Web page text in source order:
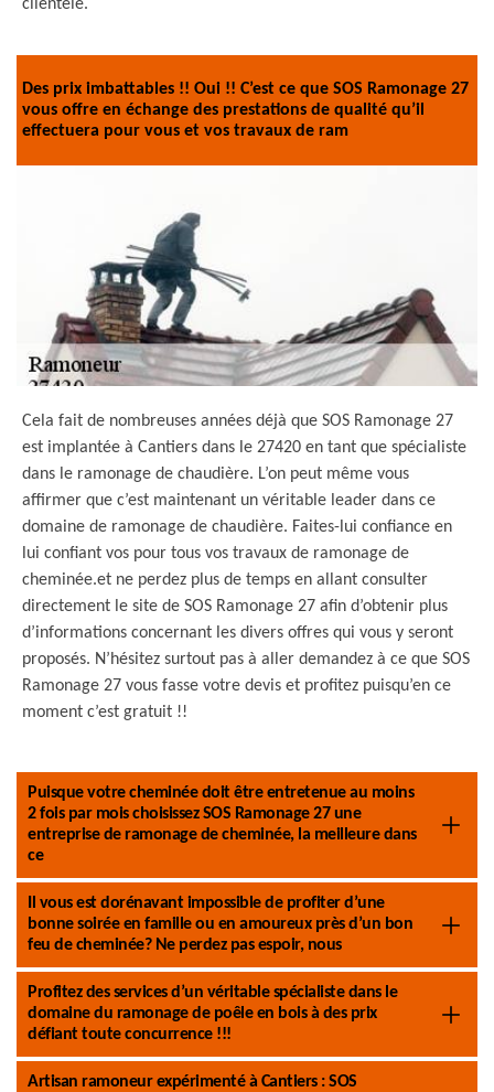
clientèle.
Des prix imbattables !! Oui !! C’est ce que SOS Ramonage 27
vous offre en échange des prestations de qualité qu’il
effectuera pour vous et vos travaux de ram
Cela fait de nombreuses années déjà que SOS Ramonage 27
est implantée à Cantiers dans le 27420 en tant que spécialiste
dans le ramonage de chaudière. L’on peut même vous
affirmer que c’est maintenant un véritable leader dans ce
domaine de ramonage de chaudière. Faites-lui confiance en
lui confiant vos pour tous vos travaux de ramonage de
cheminée.et ne perdez plus de temps en allant consulter
directement le site de SOS Ramonage 27 afin d’obtenir plus
d’informations concernant les divers offres qui vous y seront
proposés. N’hésitez surtout pas à aller demandez à ce que SOS
Ramonage 27 vous fasse votre devis et profitez puisqu’en ce
moment c’est gratuit !!
Puisque votre cheminée doit être entretenue au moins
2 fois par mois choisissez SOS Ramonage 27 une
entreprise de ramonage de cheminée, la meilleure dans
ce
Il vous est dorénavant impossible de profiter d’une
bonne soirée en famille ou en amoureux près d’un bon
feu de cheminée? Ne perdez pas espoir, nous
Profitez des services d’un véritable spécialiste dans le
domaine du ramonage de poêle en bois à des prix
défiant toute concurrence !!!
Artisan ramoneur expérimenté à Cantiers : SOS